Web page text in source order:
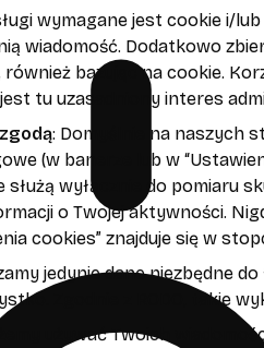
wymagane jest cookie i/
wiadomość. Dodatkowo
bazując na cookie.
tu uzasadniony interes
: Domyślnie na naszych
(w banerze lub w
wyłącznie do pomiaru
o Twojej aktywności.
cookies” znajduje się w
jedynie dane niezbędne
Zgodnie z RODO, takie
używać Twoich